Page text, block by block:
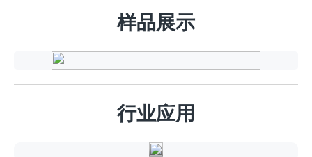
样品展示
行业应用
车
业